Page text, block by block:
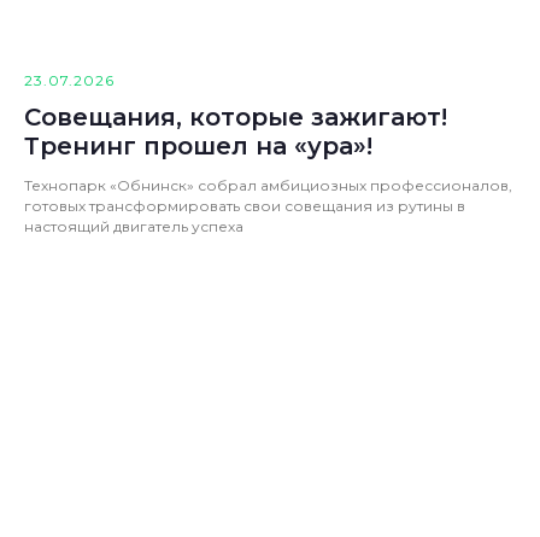
23.07.2026
Совещания, которые зажигают!
Тренинг прошел на «ура»!
Технопарк «Обнинск» собрал амбициозных профессионалов,
готовых трансформировать свои совещания из рутины в
настоящий двигатель успеха